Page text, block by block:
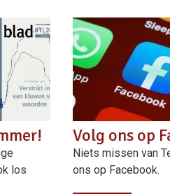
los
Volg ons op
Niets missen van
ons op Facebook.